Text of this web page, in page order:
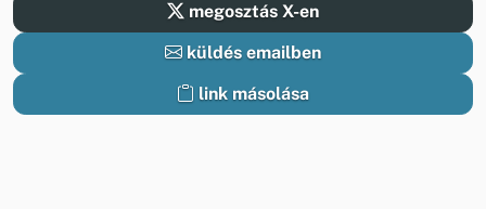
megosztás X-en
küldés emailben
link másolása